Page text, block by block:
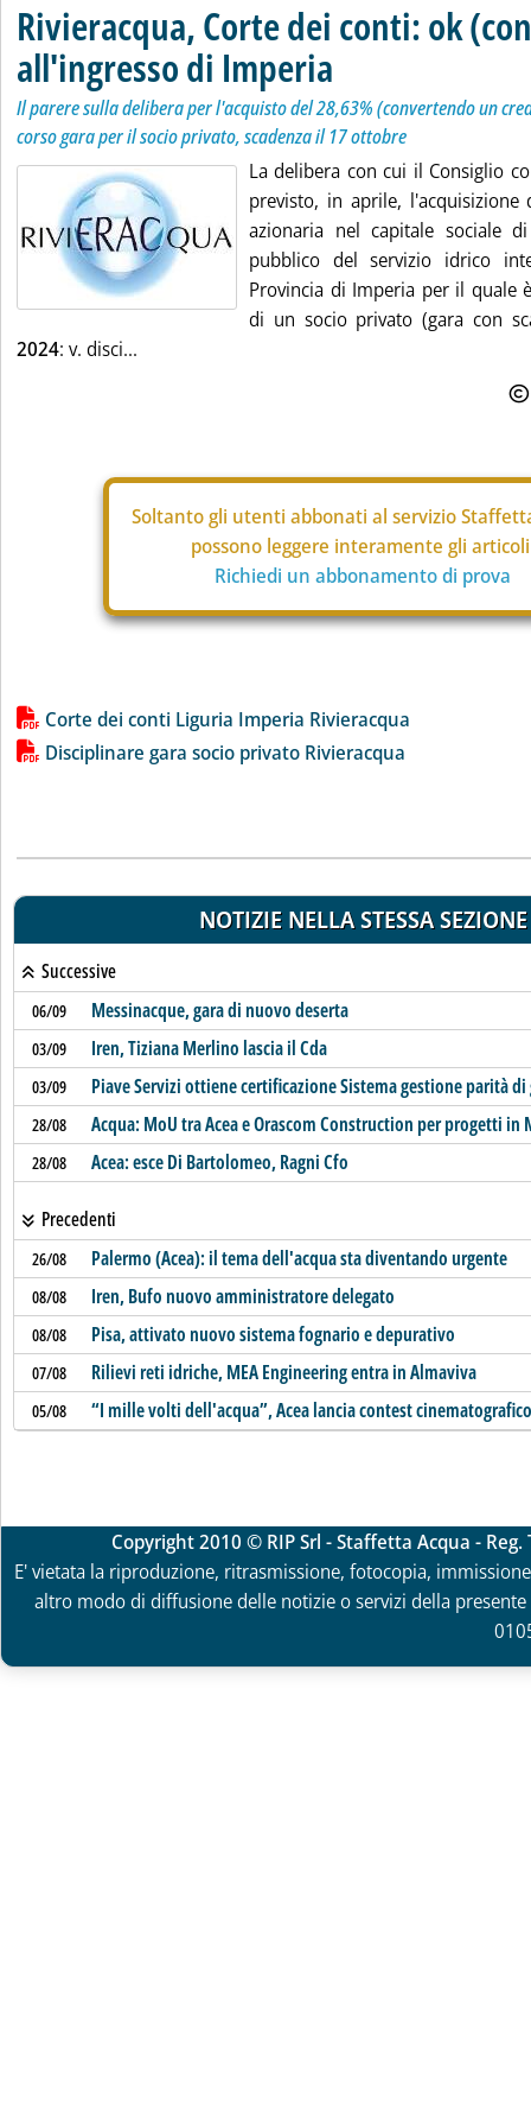
Rivieracqua, Corte dei conti: ok
all'ingresso di Imperia
Il parere sulla delibera per l'acquisto del 28,63% (convertendo un
corso gara per il socio privato, scadenza il 17 ottobre
La delibera con cui il Consiglio
previsto, in aprile, l'acquisizione
azionaria nel capitale sociale di
pubblico del servizio idrico
Provincia di Imperia per il quale
di un socio privato (gara con
2024: v. disci...
Soltanto gli utenti abbonati al servizio
possono leggere interamente gli
Richiedi un abbonamento di prova
Lista allegati PDF alla notizia
Corte dei conti Liguria Imperia Rivieracqua
Disciplinare gara socio privato Rivieracqua
NOTIZIE NELLA STESSA SEZIONE
Successive
06/09 Messinacque, gara di nuovo deserta
03/09 Iren, Tiziana Merlino lascia il Cda
03/09 Piave Servizi ottiene certificazione Sistema gestione parità di
28/08 Acqua: MoU tra Acea e Orascom Construction per progetti in
28/08 Acea: esce Di Bartolomeo, Ragni Cfo
Precedenti
26/08 Palermo (Acea): il tema dell'acqua sta diventando urgente
08/08 Iren, Bufo nuovo amministratore delegato
08/08 Pisa, attivato nuovo sistema fognario e depurativo
07/08 Rilievi reti idriche, MEA Engineering entra in Almaviva
05/08 “I mille volti dell'acqua”, Acea lancia contest cinematografico
Copyright 2010 © RIP Srl - Staffetta Acqua -
E' vietata la riproduzione, ritrasmissione, fotocopia,
altro modo di diffusione delle notizie o servizi della